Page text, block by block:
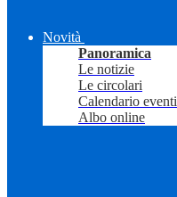
Novità
Panoramica
Le notizie
Le circolari
Calendario eventi
Albo online